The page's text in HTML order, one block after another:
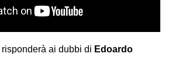
risponderà ai dubbi di Edoardo